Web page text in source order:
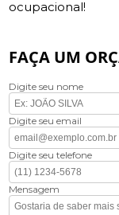
ocupacional!
FAÇA UM
Digite seu nome
Digite seu email
Digite seu telefone
Mensagem